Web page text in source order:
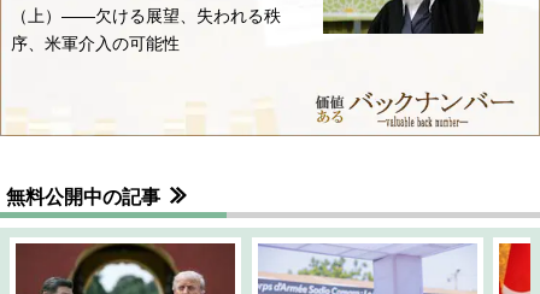
（上）――欠ける展望、失われる秩
序、米軍介入の可能性
無料公開中の記事